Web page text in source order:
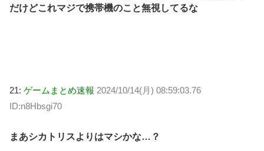
だけどこれマジで携帯機のこと無視してるな
21: ゲームまとめ速報 2024/10/14(月) 08:59:03.76
ID:n8Hbsgi70
まあシカトリスよりはマシかな…？